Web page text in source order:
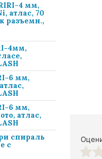
4 мм,
атлас, 70
разъемн.,
4мм,
6 мм,
6 мм,
атлас,
спираль
с